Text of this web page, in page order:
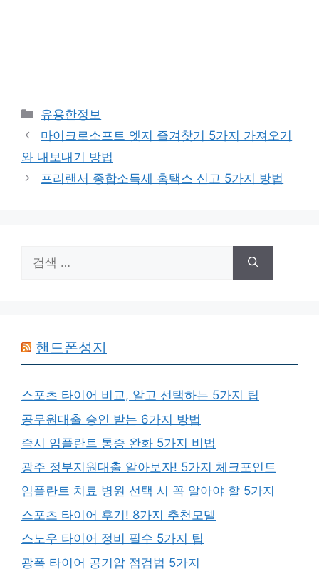
카
테
리
유용한정보
마이크로소프트 엣지 즐겨찾기 5가지 가져오기
와 내보내기 방법
프리랜서 종합소득세 홈택스 신고 5가지 방법
색:
핸드폰성지
스포츠 타이어 비교, 알고 선택하는 5가지 팁
공무원대출 승인 받는 6가지 방법
즉시 임플란트 통증 완화 5가지 비법
광주 정부지원대출 알아보자! 5가지 체크포인트
임플란트 치료 병원 선택 시 꼭 알아야 할 5가지
스포츠 타이어 후기! 8가지 추천모델
스노우 타이어 정비 필수 5가지 팁
광폭 타이어 공기압 점검법 5가지